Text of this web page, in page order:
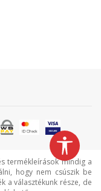
termékleírások mindig a
hogy nem csúszik be
a választékunk része, de